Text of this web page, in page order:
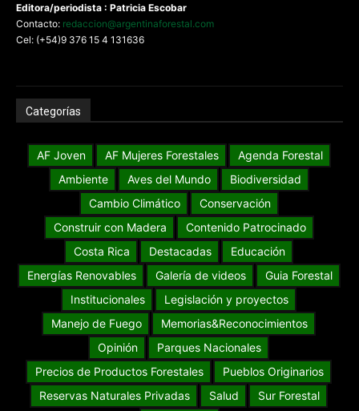
Editora/periodista : Patricia Escobar
Contacto: redaccion@argentinaforestal.com
Cel: (+54)9 376 15 4 131636
Categorías
AF Joven AF Mujeres Forestales
Agenda Forestal
Ambiente
Aves del Mundo
Biodiversidad
Cambio Climático
Conservación
Construir con Madera
Contenido Patrocinado
Costa Rica
Destacadas
Educación
Energías Renovables
Galería de videos
Guia Forestal
Institucionales
Legislación y proyectos
Manejo de Fuego
Memorias&Reconocimientos
Opinión
Parques Nacionales
Precios de Productos Forestales
Pueblos Originarios
Reservas Naturales Privadas
Salud
Sur Forestal